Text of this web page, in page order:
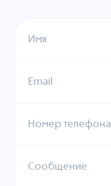
Имя
Email
Номер телефона
Сообщение